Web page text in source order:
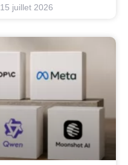
15 juillet 2026